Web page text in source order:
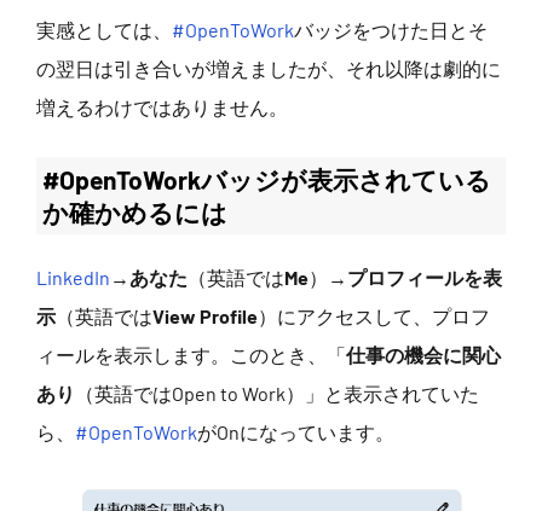
実感としては、 #OpenToWorkバッジをつけた日とそ
の翌日は引き合いが増えましたが、それ以降は劇的に
増えるわけではありません。
#OpenToWorkバッジが表示されている
か確かめるには
LinkedIn → あなた （英語ではMe）→ プロフィールを表
示 （英語ではView Profile）にアクセスして、プロフ
ィールを表示します。このとき、「仕事の機会に関心
あり
（英語ではOpen to Work）」と表示されていた
ら、 #OpenToWorkがOnになっています。